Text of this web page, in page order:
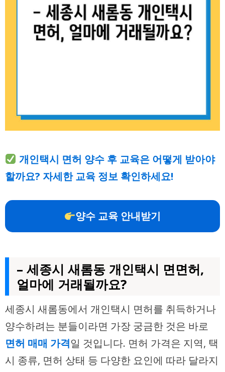
개인택시 면허 양수 후 교육은 어떻게 받아야
할까요? 자세한 교육 정보 확인하세요!
양수 교육 안내받기
– 세종시 새롬동 개인택시 면면허,
얼마에 거래될까요?
세종시 새롬동에서 개인택시 면허를 취득하거나
양수하려는 분들이라면 가장 궁금한 것은 바로
면허 매매 가격일 것입니다. 면허 가격은 지역, 택
시 종류, 면허 상태 등 다양한 요인에 따라 달라지